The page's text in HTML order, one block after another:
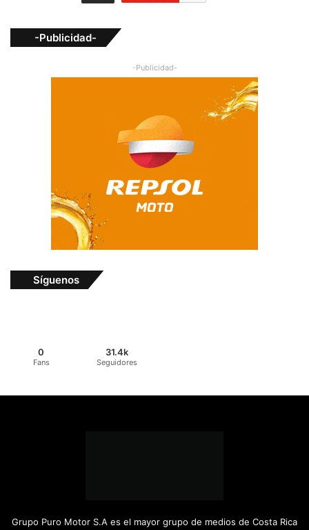
-Publicidad-
-Publicidad-
Síguenos
0
Fans
31.4k
Seguidores
Grupo Puro Motor S.A es el mayor grupo de medios de Costa Rica